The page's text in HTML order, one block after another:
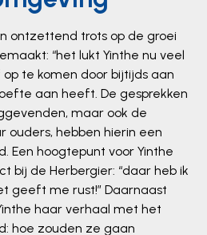
ontzettend trots op de groei
“het lukt Yinthe nu veel
te komen door bijtijds aan
aan heeft. De gesprekken
maar ook de
ouders, hebben hierin een
Een hoogtepunt voor Yinthe
bij de Herbergier: “daar heb ik
geeft me rust!” Daarnaast
haar verhaal met het
hoe zouden ze gaan